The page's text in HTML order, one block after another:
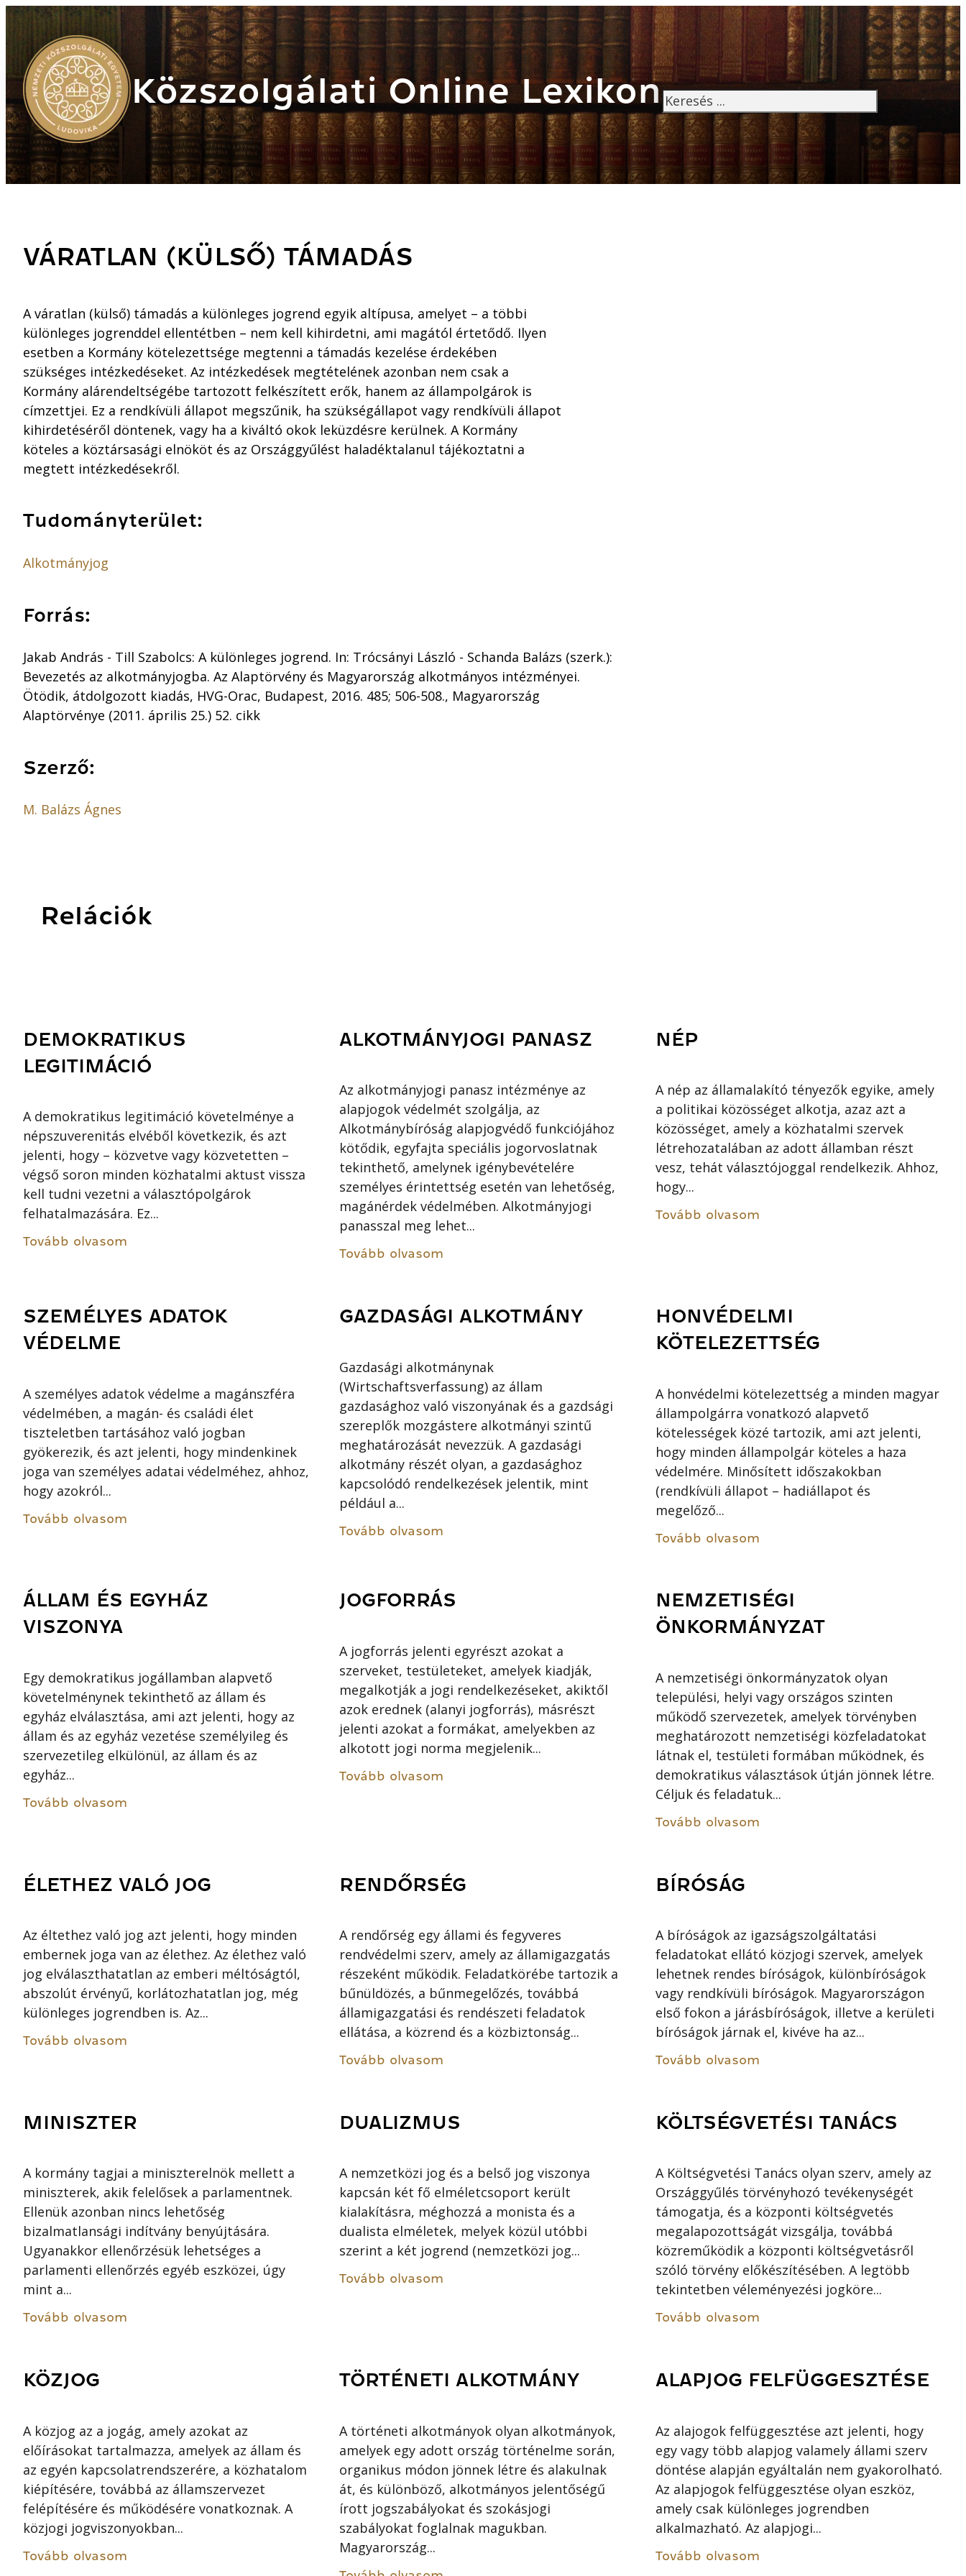
Közszolgálati Online Lexikon Keresés
VÁRATLAN (KÜLSŐ) TÁMADÁS
A váratlan (külső) támadás a különleges jogrend egyik altípusa, amelyet – a többi
különleges jogrenddel ellentétben – nem kell kihirdetni, ami magától értetődő. Ilyen
esetben a Kormány kötelezettsége megtenni a támadás kezelése érdekében
szükséges intézkedéseket. Az intézkedések megtételének azonban nem csak a
Kormány alárendeltségébe tartozott felkészített erők, hanem az állampolgárok is
címzettjei. Ez a rendkívüli állapot megszűnik, ha szükségállapot vagy rendkívüli állapot
kihirdetéséről döntenek, vagy ha a kiváltó okok leküzdésre kerülnek. A Kormány
köteles a köztársasági elnököt és az Országgyűlést haladéktalanul tájékoztatni a
megtett intézkedésekről.
Tudományterület:
Alkotmányjog
Forrás:
Jakab András - Till Szabolcs: A különleges jogrend. In: Trócsányi László - Schanda Balázs (szerk.):
Bevezetés az alkotmányjogba. Az Alaptörvény és Magyarország alkotmányos intézményei.
Ötödik, átdolgozott kiadás, HVG-Orac, Budapest, 2016. 485; 506-508., Magyarország
Alaptörvénye (2011. április 25.) 52. cikk
Szerző:
M. Balázs Ágnes
Relációk
DEMOKRATIKUS
LEGITIMÁCIÓ
A demokratikus legitimáció követelménye a
népszuverenitás elvéből következik, és azt
jelenti, hogy – közvetve vagy közvetetten –
végső soron minden közhatalmi aktust vissza
kell tudni vezetni a választópolgárok
felhatalmazására. Ez...
Tovább olvasom
ALKOTMÁNYJOGI PANASZ
Az alkotmányjogi panasz intézménye az
alapjogok védelmét szolgálja, az
Alkotmánybíróság alapjogvédő funkciójához
kötődik, egyfajta speciális jogorvoslatnak
tekinthető, amelynek igénybevételére
személyes érintettség esetén van lehetőség,
magánérdek védelmében. Alkotmányjogi
panasszal meg lehet...
Tovább olvasom
NÉP
A nép az államalakító tényezők egyike, amely
a politikai közösséget alkotja, azaz azt a
közösséget, amely a közhatalmi szervek
létrehozatalában az adott államban részt
vesz, tehát választójoggal rendelkezik. Ahhoz,
hogy...
Tovább olvasom
SZEMÉLYES ADATOK
VÉDELME
A személyes adatok védelme a magánszféra
védelmében, a magán- és családi élet
tiszteletben tartásához való jogban
gyökerezik, és azt jelenti, hogy mindenkinek
joga van személyes adatai védelméhez, ahhoz,
hogy azokról...
Tovább olvasom
GAZDASÁGI ALKOTMÁNY
Gazdasági alkotmánynak
(Wirtschaftsverfassung) az állam
gazdasághoz való viszonyának és a gazdsági
szereplők mozgástere alkotmányi szintű
meghatározását nevezzük. A gazdasági
alkotmány részét olyan, a gazdasághoz
kapcsolódó rendelkezések jelentik, mint
például a...
Tovább olvasom
HONVÉDELMI
KÖTELEZETTSÉG
A honvédelmi kötelezettség a minden magyar
állampolgárra vonatkozó alapvető
kötelességek közé tartozik, ami azt jelenti,
hogy minden állampolgár köteles a haza
védelmére. Minősített időszakokban
(rendkívüli állapot – hadiállapot és
megelőző...
Tovább olvasom
ÁLLAM ÉS EGYHÁZ
VISZONYA
Egy demokratikus jogállamban alapvető
követelménynek tekinthető az állam és
egyház elválasztása, ami azt jelenti, hogy az
állam és az egyház vezetése személyileg és
szervezetileg elkülönül, az állam és az
egyház...
Tovább olvasom
JOGFORRÁS
A jogforrás jelenti egyrészt azokat a
szerveket, testületeket, amelyek kiadják,
megalkotják a jogi rendelkezéseket, akiktől
azok erednek (alanyi jogforrás), másrészt
jelenti azokat a formákat, amelyekben az
alkotott jogi norma megjelenik...
Tovább olvasom
NEMZETISÉGI
ÖNKORMÁNYZAT
A nemzetiségi önkormányzatok olyan
települési, helyi vagy országos szinten
működő szervezetek, amelyek törvényben
meghatározott nemzetiségi közfeladatokat
látnak el, testületi formában működnek, és
demokratikus választások útján jönnek létre.
Céljuk és feladatuk...
Tovább olvasom
ÉLETHEZ VALÓ JOG
Az éltethez való jog azt jelenti, hogy minden
embernek joga van az élethez. Az élethez való
jog elválaszthatatlan az emberi méltóságtól,
abszolút érvényű, korlátozhatatlan jog, még
különleges jogrendben is. Az...
Tovább olvasom
RENDŐRSÉG
A rendőrség egy állami és fegyveres
rendvédelmi szerv, amely az államigazgatás
részeként működik. Feladatkörébe tartozik a
bűnüldözés, a bűnmegelőzés, továbbá
államigazgatási és rendészeti feladatok
ellátása, a közrend és a közbiztonság...
Tovább olvasom
BÍRÓSÁG
A bíróságok az igazságszolgáltatási
feladatokat ellátó közjogi szervek, amelyek
lehetnek rendes bíróságok, különbíróságok
vagy rendkívüli bíróságok. Magyarországon
első fokon a járásbíróságok, illetve a kerületi
bíróságok járnak el, kivéve ha az...
Tovább olvasom
MINISZTER
A kormány tagjai a miniszterelnök mellett a
miniszterek, akik felelősek a parlamentnek.
Ellenük azonban nincs lehetőség
bizalmatlansági indítvány benyújtására.
Ugyanakkor ellenőrzésük lehetséges a
parlamenti ellenőrzés egyéb eszközei, úgy
mint a...
Tovább olvasom
DUALIZMUS
A nemzetközi jog és a belső jog viszonya
kapcsán két fő elméletcsoport került
kialakításra, méghozzá a monista és a
dualista elméletek, melyek közül utóbbi
szerint a két jogrend (nemzetközi jog...
Tovább olvasom
KÖLTSÉGVETÉSI TANÁCS
A Költségvetési Tanács olyan szerv, amely az
Országgyűlés törvényhozó tevékenységét
támogatja, és a központi költségvetés
megalapozottságát vizsgálja, továbbá
közreműködik a központi költségvetásről
szóló törvény előkészítésében. A legtöbb
tekintetben véleményezési jogköre...
Tovább olvasom
KÖZJOG
A közjog az a jogág, amely azokat az
előírásokat tartalmazza, amelyek az állam és
az egyén kapcsolatrendszerére, a közhatalom
kiépítésére, továbbá az államszervezet
felépítésére és működésére vonatkoznak. A
közjogi jogviszonyokban...
Tovább olvasom
TÖRTÉNETI ALKOTMÁNY
A történeti alkotmányok olyan alkotmányok,
amelyek egy adott ország történelme során,
organikus módon jönnek létre és alakulnak
át, és különböző, alkotmányos jelentőségű
írott jogszabályokat és szokásjogi
szabályokat foglalnak magukban.
Magyarország...
ALAPJOG FELFÜGGESZTÉSE
Az alajogok felfüggesztése azt jelenti, hogy
egy vagy több alapjog valamely állami szerv
döntése alapján egyáltalán nem gyakorolható.
Az alapjogok felfüggesztése olyan eszköz,
amely csak különleges jogrendben
alkalmazható. Az alapjogi...
Tovább olvasom